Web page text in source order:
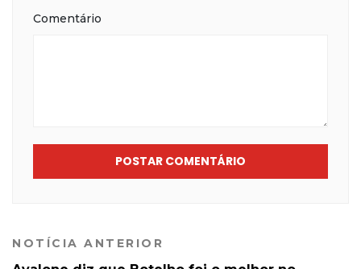
Comentário
POSTAR COMENTÁRIO
NOTÍCIA ANTERIOR